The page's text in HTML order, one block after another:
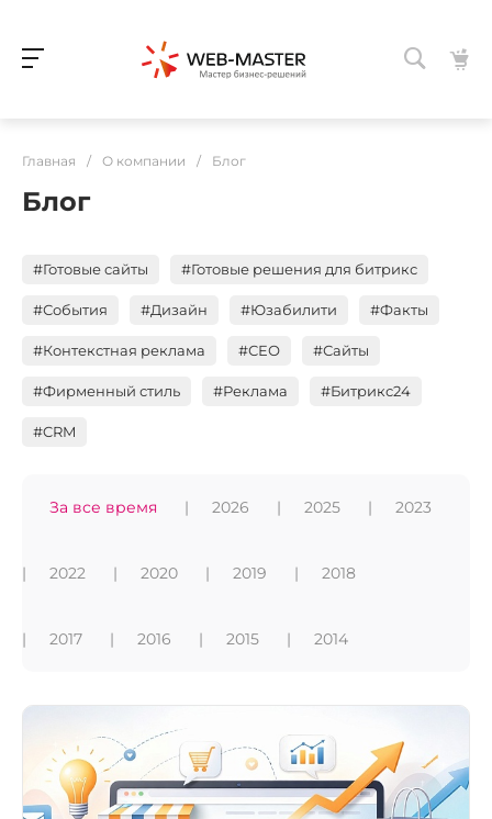
Главная / О компании / Блог
Блог
#Готовые сайты #Готовые решения для битрикс
#События #Дизайн #Юзабилити #Факты
#Контекстная реклама #СЕО #Сайты
#Фирменный стиль #Реклама #Битрикс24
#CRM
За все время 2026 2025 2023
2022 2020 2019 2018
2017 2016 2015 2014